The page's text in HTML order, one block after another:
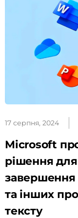
17 серпня, 2024
Microsoft
рішення
та інших
тексту